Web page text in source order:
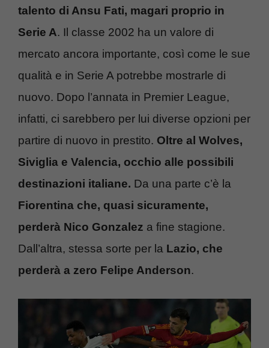
talento di Ansu Fati, magari proprio in
Serie A. Il classe 2002 ha un valore di
mercato ancora importante, così come le sue
qualità e in Serie A potrebbe mostrarle di
nuovo. Dopo l’annata in Premier League,
infatti, ci sarebbero per lui diverse opzioni per
partire di nuovo in prestito. Oltre al Wolves,
Siviglia e Valencia, occhio alle possibili
destinazioni italiane. Da una parte c’è la
Fiorentina che, quasi sicuramente,
perderà Nico Gonzalez a fine stagione.
Dall’altra, stessa sorte per la Lazio, che
perderà a zero Felipe Anderson.